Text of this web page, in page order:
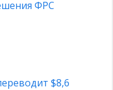
ФРС
$8,6